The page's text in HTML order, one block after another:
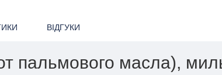
ВІДГУКИ
пальмового масла),